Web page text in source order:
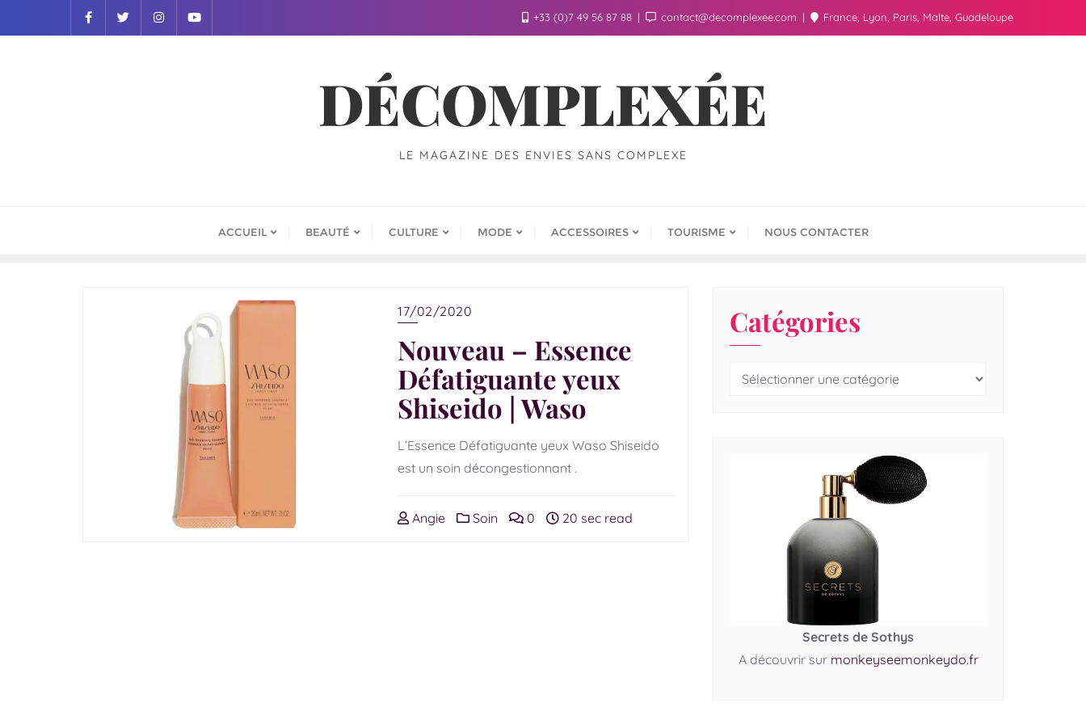
+33 (0)7 49 56 87 88 contact@decomplexee.com France, Lyon, Paris, Malte, Guadeloupe
DÉCOMPLEXÉE
LE MAGAZINE DES ENVIES SANS COMPLEXE
ACCUEIL BEAUTÉ CULTURE MODE ACCESSOIRES TOURISME NOUS CONTACTER
17/02/2020
Nouveau – Essence
Défatiguante yeux
Shiseido | Waso
L’Essence Défatiguante yeux Waso Shiseido
est un soin décongestionnant .
Angie Soin 0 20 sec read
Catégories
Secrets de Sothys
A découvrir sur monkeyseemonkeydo.fr